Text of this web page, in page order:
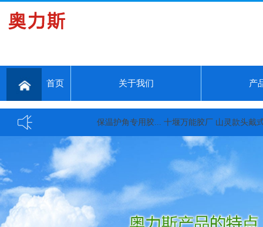
首页 关于我们 产
保温护角专用胶... 十堰万能胶厂 山灵款头戴式